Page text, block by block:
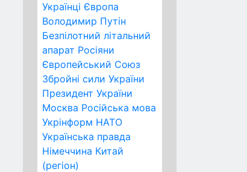
Українці Європа
Володимир Путін
Безпілотний літальний
апарат Росіяни
Європейський Союз
Збройні сили України
Президент України
Москва Російська мова
Укрінформ НАТО
Українська правда
Німеччина Китай
(регіон)